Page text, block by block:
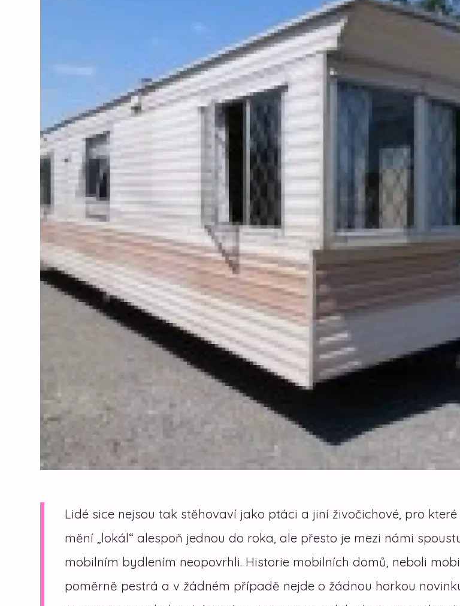
Lidé sice nejsou tak stěhovaví jako ptáci a jiní živočichové, pro které
mění „lokál“ alespoň jednou do roka, ale přesto je mezi námi
mobilním bydlením neopovrhli. Historie mobilních domů, neboli
poměrně pestrá a v žádném případě nejde o žádnou horkou